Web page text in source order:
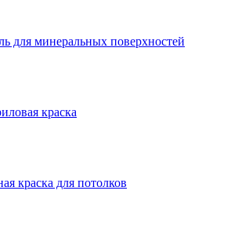
для минеральных поверхностей
краска
краска для потолков